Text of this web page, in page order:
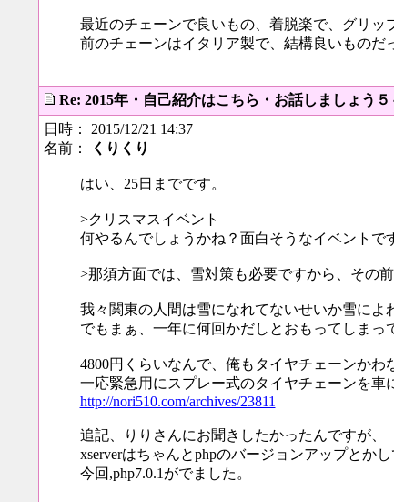
最近のチェーンで良いもの、着脱楽で、グリッ
前のチェーンはイタリア製で、結構良いものだ
Re: 2015年・自己紹介はこちら・お話しましょう
日時： 2015/12/21 14:37
名前：
くりくり
はい、25日までです。
>クリスマスイベント
何やるんでしょうかね？面白そうなイベントで
>那須方面では、雪対策も必要ですから、その
我々関東の人間は雪になれてないせいか雪によ
でもまぁ、一年に何回かだしとおもってしまっ
4800円くらいなんで、俺もタイヤチェーンかわ
一応緊急用にスプレー式のタイヤチェーンを車
http://nori510.com/archives/23811
追記、りりさんにお聞きしたかったんですが、
xserverはちゃんとphpのバージョンアップとか
今回,php7.0.1がでました。